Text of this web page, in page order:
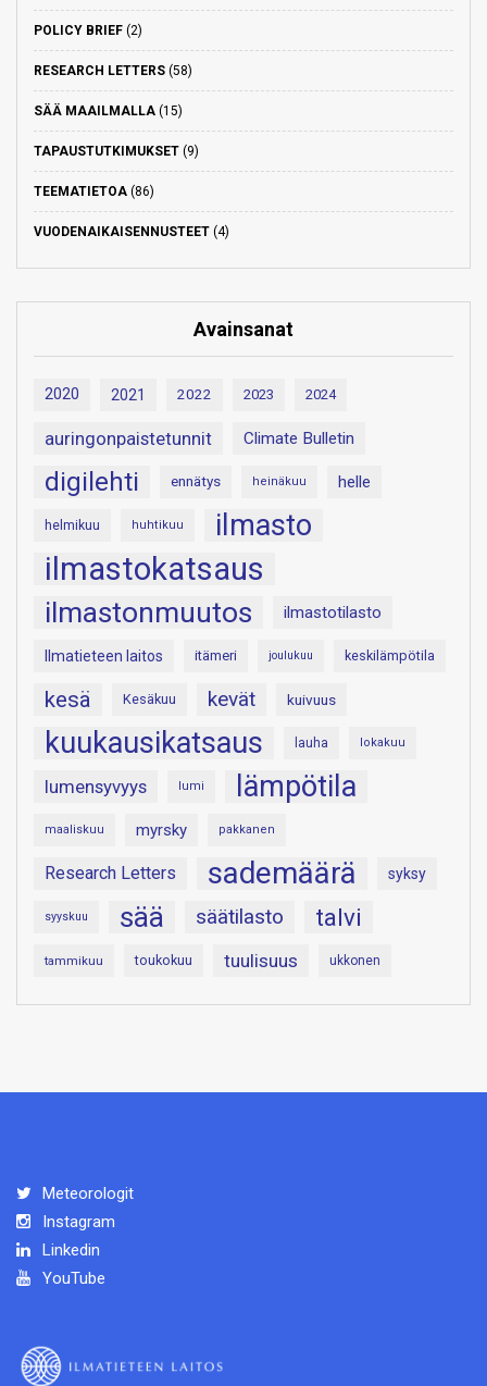
POLICY BRIEF (2)
RESEARCH LETTERS (58)
SÄÄ MAAILMALLA (15)
TAPAUSTUTKIMUKSET (9)
TEEMATIETOA (86)
VUODENAIKAISENNUSTEET (4)
Avainsanat
2020 2021 2022 2023 2024
auringonpaistetunnit Climate Bulletin
digilehti ennätys heinäkuu helle
helmikuu huhtikuu ilmasto
ilmastokatsaus
ilmastonmuutos ilmastotilasto
Ilmatieteen laitos itämeri joulukuu keskilämpötila
kesä Kesäkuu kevät kuivuus
kuukausikatsaus lauha lokakuu
lumensyvyys lumi lämpötila
maaliskuu myrsky pakkanen
Research Letters sademäärä syksy
syyskuu sää säätilasto talvi
tammikuu toukokuu tuulisuus ukkonen
Meteorologit
Instagram
Linkedin
YouTube